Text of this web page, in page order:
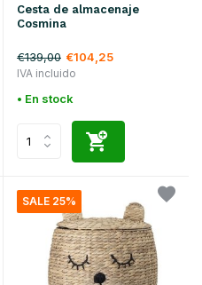
Cesta de almacenaje
Cosmina
€139,00 €104,25
IVA incluido
• En stock
SALE 25%